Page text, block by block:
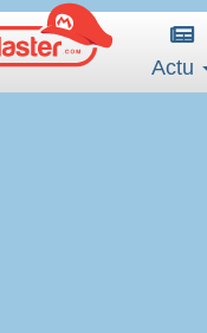
Actu